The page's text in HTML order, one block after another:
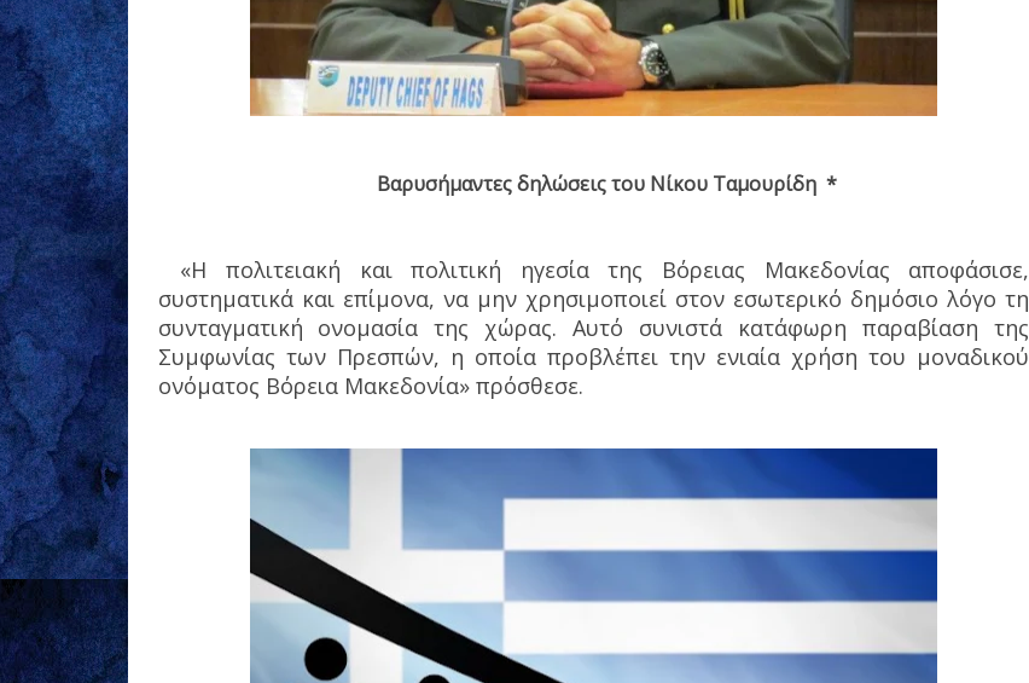
Βαρυσήμαντες δηλώσεις του Νίκου Ταμουρίδη *
«Η πολιτειακή και πολιτική ηγεσία της Βόρειας Μακεδονίας αποφάσισε,
συστηματικά και επίμονα, να μην χρησιμοποιεί στον εσωτερικό δημόσιο λόγο τη
συνταγματική ονομασία της χώρας. Αυτό συνιστά κατάφωρη παραβίαση της
Συμφωνίας των Πρεσπών, η οποία προβλέπει την ενιαία χρήση του μοναδικού
ονόματος Βόρεια Μακεδονία» πρόσθεσε.